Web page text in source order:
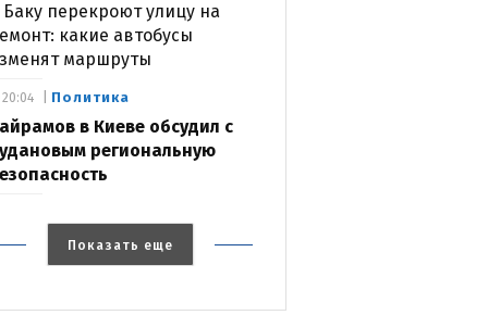
Баку перекроют улицу на
какие автобусы
маршруты
Политика
в Киеве обсудил с
региональную
20:04
Показать еще